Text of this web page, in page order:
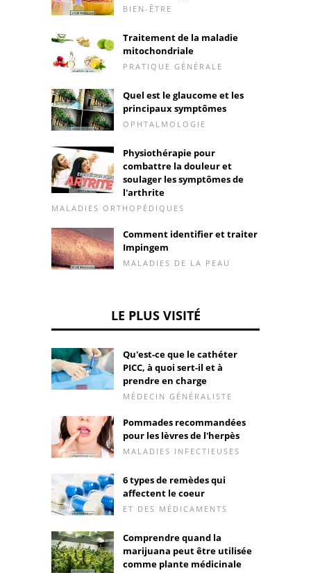
BIEN-ÊTRE
Traitement de la maladie
mitochondriale
PRATIQUE GÉNÉRALE
Quel est le glaucome et les
principaux symptômes
OPHTALMOLOGIE
Physiothérapie pour
combattre la douleur et
soulager les symptômes de
l'arthrite
MALADIES ORTHOPÉDIQUES
Comment identifier et traiter
Impingem
MALADIES DE LA PEAU
LE PLUS VISITÉ
Qu'est-ce que le cathéter
PICC, à quoi sert-il et à
prendre en charge
MÉDECIN GÉNÉRALISTE
Pommades recommandées
pour les lèvres de l'herpès
MALADIES INFECTIEUSES
6 types de remèdes qui
affectent le coeur
ET DES MÉDICAMENTS
Comprendre quand la
marijuana peut être utilisée
comme plante médicinale